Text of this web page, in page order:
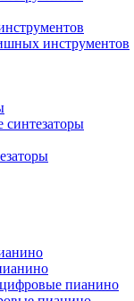
инструментов
синтезаторы
пианино